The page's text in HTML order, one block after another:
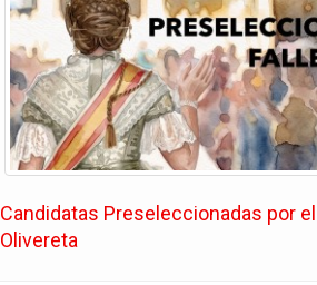
Candidatas Preseleccionadas por
Olivereta